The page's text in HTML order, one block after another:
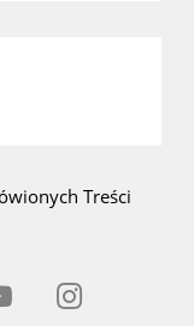
Treści
instagram